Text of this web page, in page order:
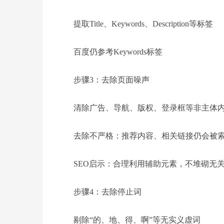
提取Title、Keywords、Description等标签
百度仍参考Keywords标签
步骤3：去除页面噪声
清除广告、导航、版权、登录框等非主体
去除不严格：推荐内容、相关链接仍会被索
SEO启示：合理利用辅助元素，不堆砌无
步骤4：去除停止词
剔除“的、地、得、啊”等无实义虚词